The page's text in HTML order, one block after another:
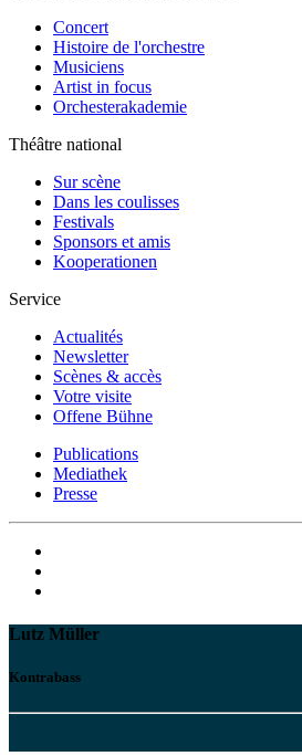
Concert
Histoire de l'orchestre
Musiciens
Artist in focus
Orchesterakademie
Théâtre national
Sur scène
Dans les coulisses
Festivals
Sponsors et amis
Kooperationen
Service
Actualités
Newsletter
Scènes & accès
Votre visite
Offene Bühne
Publications
Mediathek
Presse
Lutz Müller
Kontrabass